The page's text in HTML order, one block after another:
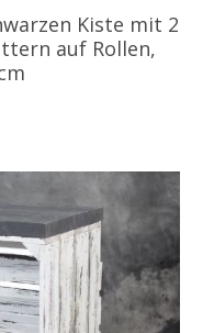
Kiste mit 2
auf Rollen,